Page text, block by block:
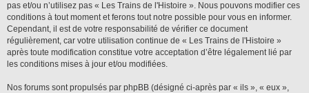
pas et/ou n’utilisez pas « Les Trains de l'Histoire ». Nous pouvons modifier ces
conditions à tout moment et ferons tout notre possible pour vous en informer.
Cependant, il est de votre responsabilité de vérifier ce document
régulièrement, car votre utilisation continue de « Les Trains de l'Histoire »
après toute modification constitue votre acceptation d’être légalement lié par
les conditions mises à jour et/ou modifiées.
Nos forums sont propulsés par phpBB (désigné ci-après par « ils », « eux »,